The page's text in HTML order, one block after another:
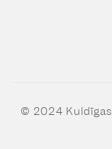
© 2024